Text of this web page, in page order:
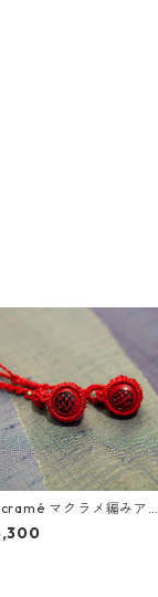
マクラメ編みアク
リー／村上木彫堆朱の
ーム 1ヶ